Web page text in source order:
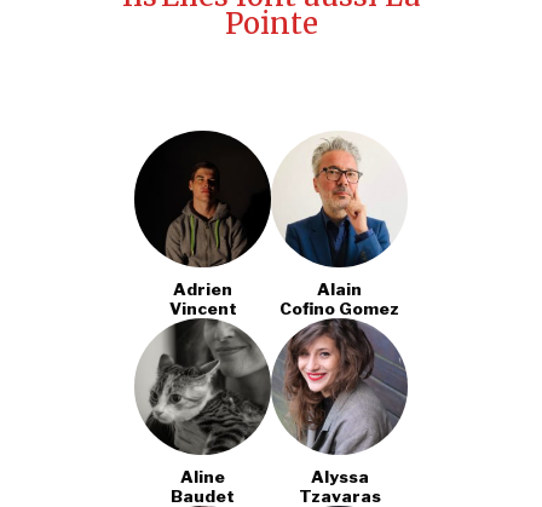
Pointe
Adrien
Vincent
Alain
Cofino Gomez
Aline
Baudet
Alyssa
Tzavaras